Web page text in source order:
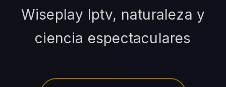
Wiseplay Iptv, naturaleza y
ciencia espectaculares